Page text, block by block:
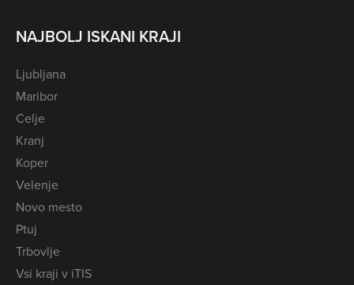
NAJBOLJ ISKANI KRAJI
Ljubljana
Maribor
Celje
Kranj
Koper
Velenje
Novo mesto
Ptuj
Trbovlje
Vsi kraji v iTIS